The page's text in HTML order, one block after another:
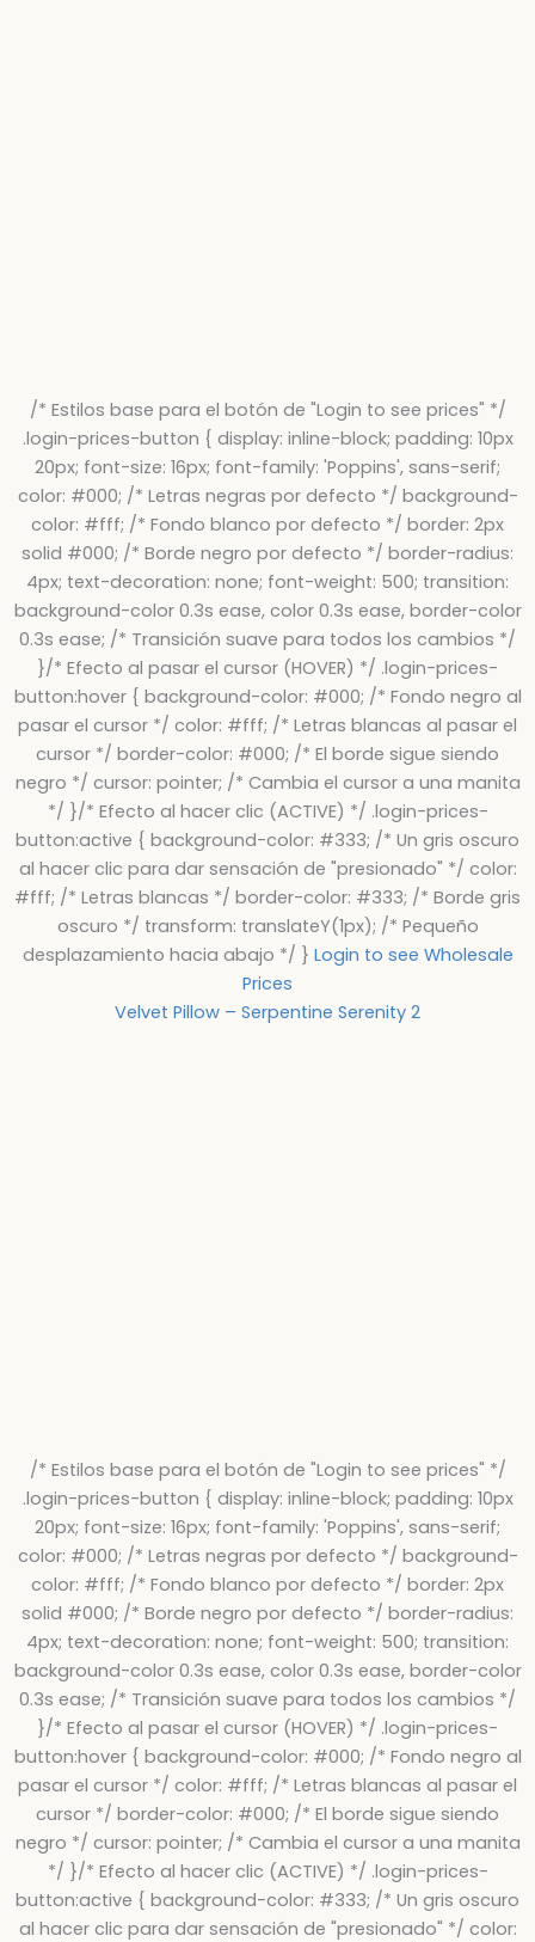
/* Estilos base para el botón de "Login to see prices" */
.login-prices-button { display: inline-block; padding: 10px
20px; font-size: 16px; font-family: 'Poppins', sans-serif;
color: #000; /* Letras negras por defecto */ background-
color: #fff; /* Fondo blanco por defecto */ border: 2px
solid #000; /* Borde negro por defecto */ border-radius:
4px; text-decoration: none; font-weight: 500; transition:
background-color 0.3s ease, color 0.3s ease, border-color
0.3s ease; /* Transición suave para todos los cambios */
}/* Efecto al pasar el cursor (HOVER) */ .login-prices-
button:hover { background-color: #000; /* Fondo negro al
pasar el cursor */ color: #fff; /* Letras blancas al pasar el
cursor */ border-color: #000; /* El borde sigue siendo
negro */ cursor: pointer; /* Cambia el cursor a una manita
*/ }/* Efecto al hacer clic (ACTIVE) */ .login-prices-
button:active { background-color: #333; /* Un gris oscuro
al hacer clic para dar sensación de "presionado" */ color:
#fff; /* Letras blancas */ border-color: #333; /* Borde gris
oscuro */ transform: translateY(1px); /* Pequeño
desplazamiento hacia abajo */ } Login to see Wholesale
Prices
Velvet Pillow – Serpentine Serenity 2
/* Estilos base para el botón de "Login to see prices" */
.login-prices-button { display: inline-block; padding: 10px
20px; font-size: 16px; font-family: 'Poppins', sans-serif;
color: #000; /* Letras negras por defecto */ background-
color: #fff; /* Fondo blanco por defecto */ border: 2px
solid #000; /* Borde negro por defecto */ border-radius:
4px; text-decoration: none; font-weight: 500; transition:
background-color 0.3s ease, color 0.3s ease, border-color
0.3s ease; /* Transición suave para todos los cambios */
}/* Efecto al pasar el cursor (HOVER) */ .login-prices-
button:hover { background-color: #000; /* Fondo negro al
pasar el cursor */ color: #fff; /* Letras blancas al pasar el
cursor */ border-color: #000; /* El borde sigue siendo
negro */ cursor: pointer; /* Cambia el cursor a una manita
*/ }/* Efecto al hacer clic (ACTIVE) */ .login-prices-
button:active { background-color: #333; /* Un gris oscuro
al hacer clic para dar sensación de "presionado" */ color: